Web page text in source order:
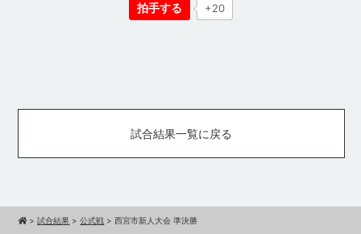
拍手する +20
試合結果一覧に戻る
>試合結果 >公式戦 >西宮市新人大会 準決勝